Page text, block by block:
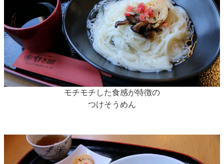
モチモチした食感が特徴の
つけそうめん